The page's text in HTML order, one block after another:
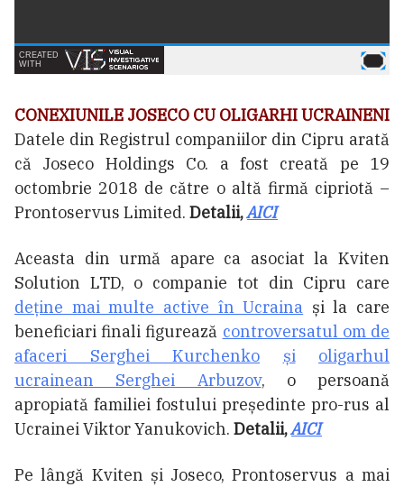
CONEXIUNILE JOSECO CU OLIGARHI UCRAINENI
Datele din Registrul companiilor din Cipru arată
că Joseco Holdings Co. a fost creată pe 19
octombrie 2018 de către o altă firmă cipriotă –
Prontoservus Limited. Detalii,AICI
Aceasta din urmă apare ca asociat la Kviten
Solution LTD, o companie tot din Cipru care
deține mai multe active în Ucraina și la care
beneficiari finali figurează controversatul om de
afaceri Serghei Kurchenko
și
oligarhul
ucrainean Serghei Arbuzov, o persoană
apropiată familiei fostului președinte pro-rus al
Ucrainei Viktor Yanukovich. Detalii,AICI
Pe lângă Kviten și Joseco, Prontoservus a mai